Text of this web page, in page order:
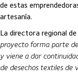
de estas
artesanía.
La directora regional
proyecto forma parte
y viene a dar
de desechos textiles de